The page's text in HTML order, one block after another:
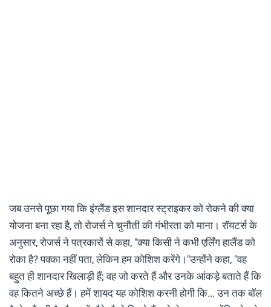
जब उनसे पूछा गया कि इंग्लैंड इस शानदार स्ट्राइकर को रोकने की क्या
योजना बना रहा है, तो रोजर्स ने चुनौती की गंभीरता को माना। रॉयटर्स के
अनुसार, रोजर्स ने पत्रकारों से कहा, "क्या किसी ने कभी एर्लिंग हालैंड को
रोका है? पक्का नहीं पता, लेकिन हम कोशिश करेंगे।"उन्होंने कहा, "वह
बहुत ही शानदार खिलाड़ी हैं; वह जो करते हैं और उनके आंकड़े बताते हैं कि
वह कितने अच्छे हैं। हमें शायद यह कोशिश करनी होगी कि... उन तक बॉल